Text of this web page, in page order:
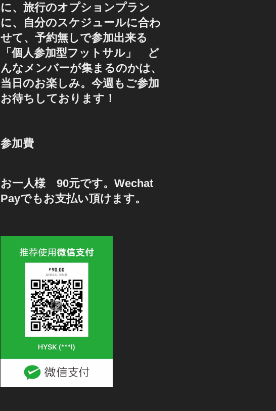
に、旅行のオプションプラン
に、自分のスケジュールに合わ
せて、予約無しで参加出来る
「個人参加型フットサル」 ど
んなメンバーが集まるのかは、
当日のお楽しみ。今週もご参加
お待ちしております！
参加費
お一人様 90元です。Wechat
Payでもお支払い頂けます。